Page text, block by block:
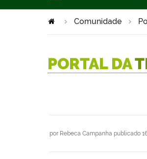
Comunidade
PORTAL DA
por Rebeca Campanha publicado